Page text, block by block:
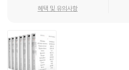
라톤전집 1권)을 옮긴다. 앞서의 『국가』 부
씩의 대화편 번역을 꾸준히 이어간다.
『파이드로스/메논』(2013년), 『고르기아
나눈 대화』(2014년), 정치가/소피스트』
혜택 및 유의사항